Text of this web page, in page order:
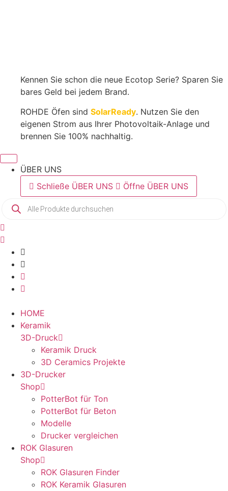
Kennen Sie schon die neue Ecotop Serie? Sparen Sie
bares Geld bei jedem Brand.
ROHDE Öfen sind SolarReady. Nutzen Sie den
eigenen Strom aus Ihrer Photovoltaik-Anlage und
brennen Sie 100% nachhaltig.
ÜBER UNS
Schließe ÜBER UNS
Öffne ÜBER UNS
Products
search
HOME
Keramik
3D-Druck
Keramik Druck
3D Ceramics Projekte
3D-Drucker
Shop
PotterBot für Ton
PotterBot für Beton
Modelle
Drucker vergleichen
ROK Glasuren
Shop
ROK Glasuren Finder
ROK Keramik Glasuren